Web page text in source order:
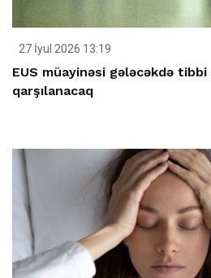
27 İyul 2026 13:19
EUS müayinəsi gələcəkdə tibbi
qarşılanacaq